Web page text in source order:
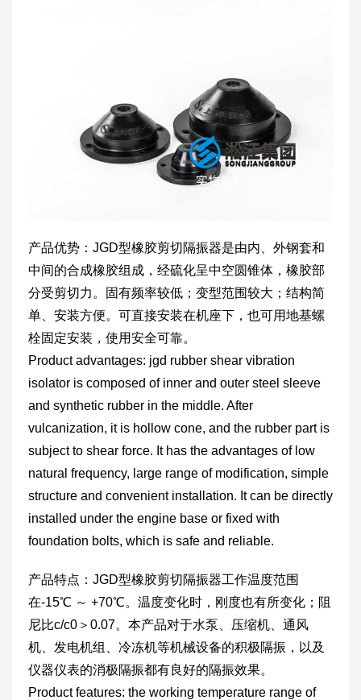
产品优势：JGD型橡胶剪切隔振器是由内、外钢套和
中间的合成橡胶组成，经硫化呈中空圆锥体，橡胶部
分受剪切力。固有频率较低；变型范围较大；结构简
单、安装方便。可直接安装在机座下，也可用地基螺
栓固定安装，使用安全可靠。
Product advantages: jgd rubber shear vibration
isolator is composed of inner and outer steel sleeve
and synthetic rubber in the middle. After
vulcanization, it is hollow cone, and the rubber part is
subject to shear force. It has the advantages of low
natural frequency, large range of modification, simple
structure and convenient installation. It can be directly
installed under the engine base or fixed with
foundation bolts, which is safe and reliable.
产品特点：JGD型橡胶剪切隔振器工作温度范围
在-15℃ ～ +70℃。温度变化时，刚度也有所变化；阻
尼比c/c0＞0.07。本产品对于水泵、压缩机、通风
机、发电机组、冷冻机等机械设备的积极隔振，以及
仪器仪表的消极隔振都有良好的隔振效果。
Product features: the working temperature range of